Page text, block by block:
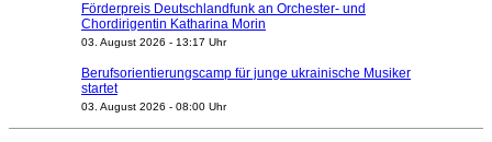
Förderpreis Deutschlandfunk an Orchester- und
Chordirigentin Katharina Morin
03. August 2026 - 13:17 Uhr
Berufsorientierungscamp für junge ukrainische Musiker
startet
03. August 2026 - 08:00 Uhr